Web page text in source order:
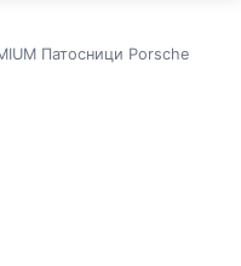
Патосници Porsche